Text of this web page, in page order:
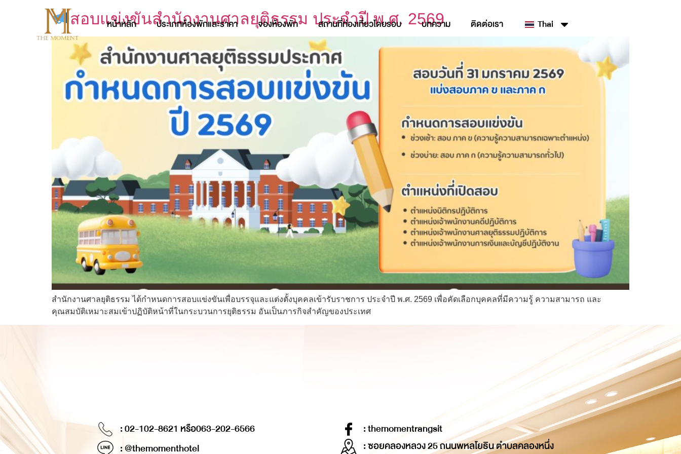
หน้าหลัก ประเภทห้องพักและราคา จองห้องพัก สถานที่ท่องเที่ยวโดยรอบ บทความ ติดต่อเรา Thai
สอบแข่งขันสำนักงานศาลยุติธรรม ประจำปี พ.ศ. 2569
สำนักงานศาลยุติธรรม ได้กำหนดการสอบแข่งขันเพื่อบรรจุและแต่งตั้งบุคคลเข้ารับราชการ ประจำปี พ.ศ. 2569 เพื่อคัดเลือกบุคคลที่มีความรู้ ความสามารถ และ
คุณสมบัติเหมาะสมเข้าปฏิบัติหน้าที่ในกระบวนการยุติธรรม อันเป็นภารกิจสำคัญของประเทศ
: 02-102-8621 หรือ063-202-6566
: @themomenthotel
: themomentrangsit
: ซอยคลองหลวง 25 ถนนพหลโยธิน ตำบลคลองหนึ่ง